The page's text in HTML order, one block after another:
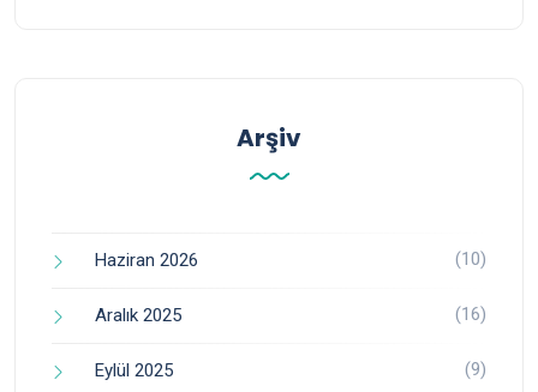
Arşiv
Haziran 2026 (10)
Aralık 2025 (16)
Eylül 2025 (9)